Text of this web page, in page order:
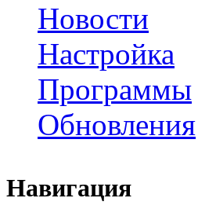
Новости
Настройка
Программы
Обновления
Навигация